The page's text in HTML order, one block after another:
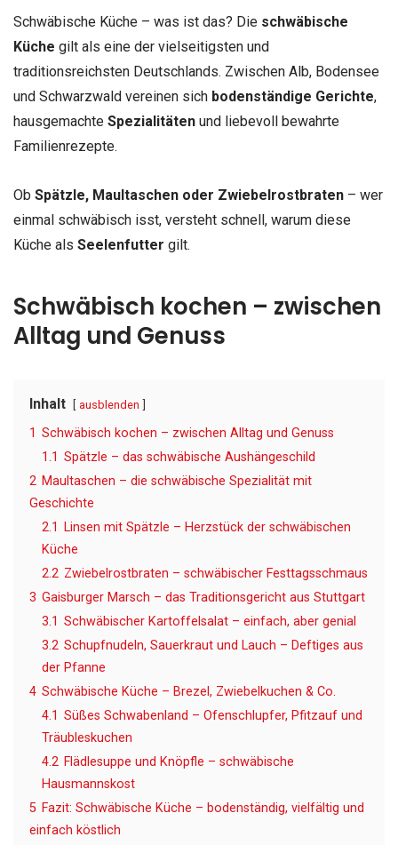
Schwäbische Küche – was ist das? Die schwäbische
Küche gilt als eine der vielseitigsten und
traditionsreichsten Deutschlands. Zwischen Alb, Bodensee
und Schwarzwald vereinen sich bodenständige Gerichte,
hausgemachte Spezialitäten und liebevoll bewahrte
Familienrezepte.
Ob Spätzle, Maultaschen oder Zwiebelrostbraten – wer
einmal schwäbisch isst, versteht schnell, warum diese
Küche als Seelenfutter gilt.
Schwäbisch kochen – zwischen
Alltag und Genuss
Inhalt ausblenden
1 Schwäbisch kochen – zwischen Alltag und Genuss
1.1 Spätzle – das schwäbische Aushängeschild
2 Maultaschen – die schwäbische Spezialität mit
Geschichte
2.1
Linsen mit Spätzle – Herzstück der schwäbischen
Küche
2.2 Zwiebelrostbraten – schwäbischer Festtagsschmaus
3 Gaisburger Marsch – das Traditionsgericht aus Stuttgart
3.1 Schwäbischer Kartoffelsalat – einfach, aber genial
3.2 Schupfnudeln, Sauerkraut und Lauch – Deftiges aus
der Pfanne
4 Schwäbische Küche – Brezel, Zwiebelkuchen & Co.
4.1 Süßes Schwabenland – Ofenschlupfer, Pfitzauf und
Träubleskuchen
4.2 Flädlesuppe und Knöpfle – schwäbische
Hausmannskost
5 Fazit: Schwäbische Küche – bodenständig, vielfältig und
einfach köstlich